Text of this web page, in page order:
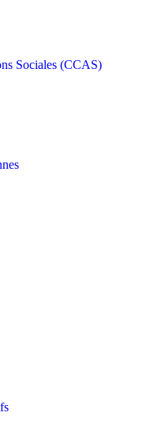
Sociales (CCAS)